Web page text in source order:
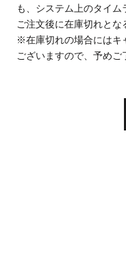
も、システム上のタイム
ご注文後に在庫切れとな
※在庫切れの場合にはキ
ございますので、予めご